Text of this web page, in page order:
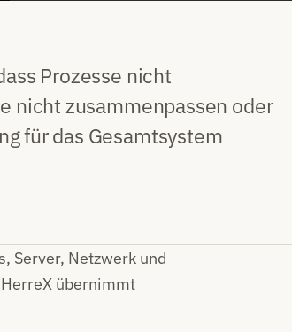
Prozesse nicht
nicht zusammenpassen oder
für das Gesamtsystem
Server, Netzwerk und
übernimmt